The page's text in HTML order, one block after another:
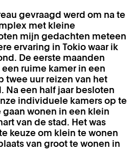
gevraagd werd om na te
met kleine
mijn gedachten meteen
ervaring in Tokio waar ik
De eerste maanden
ruime kamer in een
twee uur reizen van het
Na een half jaar besloten
individuele kamers op te
wonen in een klein
van de stad. Het was
keuze om klein te wonen
van groot te wonen in